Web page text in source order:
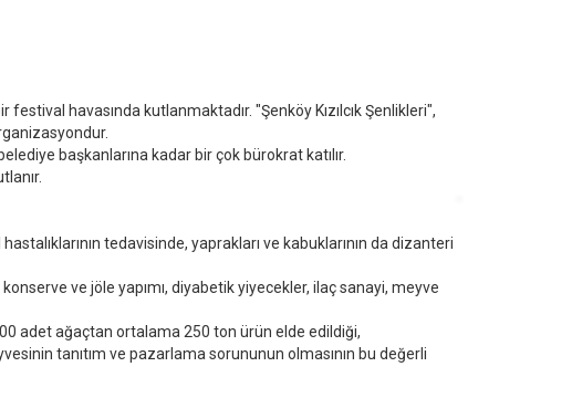
festival havasında kutlanmaktadır. "Şenköy Kızılcık Şenlikleri",
başkanlarına kadar bir çok bürokrat katılır.
tedavisinde, yaprakları ve kabuklarının da dizanteri
ve jöle yapımı, diyabetik yiyecekler, ilaç sanayi, meyve
adet ağaçtan ortalama 250 ton ürün elde edildiği,
tanıtım ve pazarlama sorununun olmasının bu değerli